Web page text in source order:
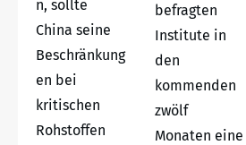
n, sollte
China seine
Beschränkung
en bei
kritischen
Rohstoffen
befragten
Institute in
den
kommenden
zwölf
Monaten eine